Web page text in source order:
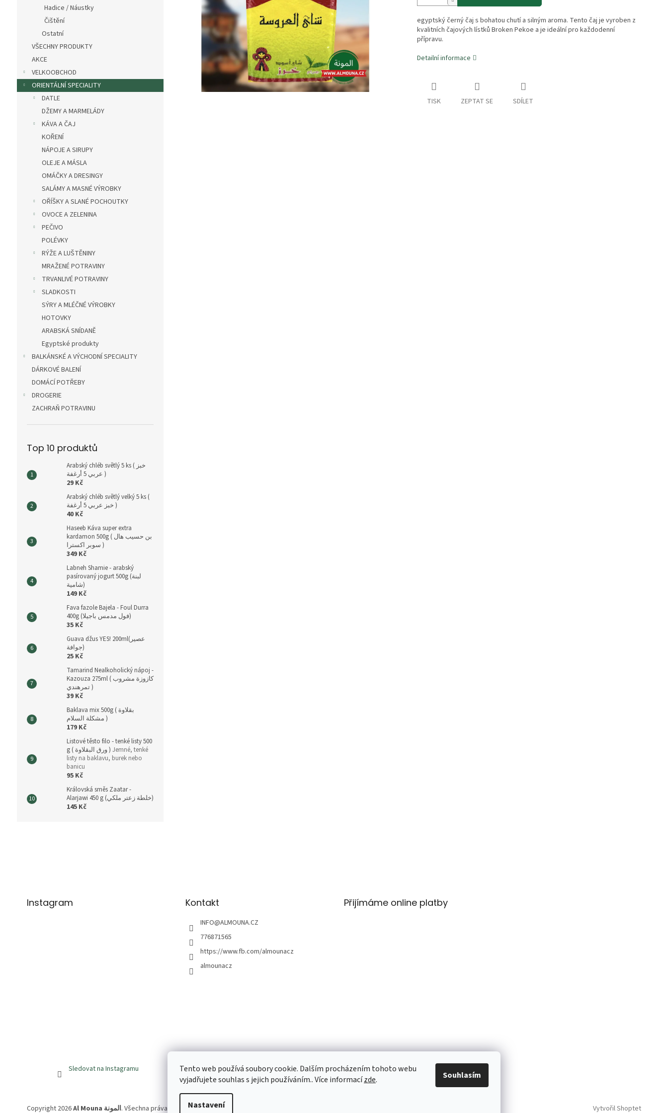
Tento web používá soubory cookie. Dalším procházením tohoto webu
vyjadřujete souhlas s jejich používáním.. Více informacízde.
Nastavení
Souhlasím
Hadice / Náustky
Čištění
Ostatní
VŠECHNY PRODUKTY
AKCE
VELKOOBCHOD
ORIENTÁLNÍ SPECIALITY
DATLE
DŽEMY A MARMELÁDY
KÁVA A ČAJ
KOŘENÍ
NÁPOJE A SIRUPY
OLEJE A MÁSLA
OMÁČKY A DRESINGY
SALÁMY A MASNÉ VÝROBKY
OŘÍŠKY A SLANÉ POCHOUTKY
OVOCE A ZELENINA
PEČIVO
POLÉVKY
RÝŽE A LUŠTĚNINY
MRAŽENÉ POTRAVINY
TRVANLIVÉ POTRAVINY
SLADKOSTI
SÝRY A MLÉČNÉ VÝROBKY
HOTOVKY
ARABSKÁ SNÍDANĚ
Egyptské produkty
BALKÁNSKÉ A VÝCHODNÍ SPECIALITY
DÁRKOVÉ BALENÍ
DOMÁCÍ POTŘEBY
DROGERIE
ZACHRAŇ POTRAVINU
Top 10 produktů
Arabský chléb světlý 5 ks ( خبز
عربي 5 أرغفة )
29 Kč
Arabský chléb světlý velký 5 ks (
خبز عربي 5 أرغفة )
40 Kč
Haseeb Káva super extra
kardamon 500g ( بن حسيب هال
سوبر اكسترا )
349 Kč
Labneh Shamie - arabský
pasírovaný jogurt 500g (لبنة
شامية)
149 Kč
Fava fazole Bajela - Foul Durra
400g (فول مدمس باجيلا)
35 Kč
Guava džus YES! 200ml(عصير
جوافة)
25 Kč
Tamarind Nealkoholický nápoj -
Kazouza 275ml ( كازوزة مشروب
تمرهندي )
39 Kč
Baklava mix 500g ( بقلاوة
مشكلة السلام )
179 Kč
Listové těsto filo - tenké listy 500
g ( ورق البقلاوة ) Jemné, tenké
listy na baklavu, burek nebo
banicu
95 Kč
Královská směs Zaatar -
Alarjawi 450 g (خلطة زعتر ملكي)
145 Kč
egyptský černý čaj s bohatou chutí a silným aroma. Tento čaj je vyroben z
kvalitních čajových lístků Broken Pekoe a je ideální pro každodenní
přípravu.
Detailní informace
TISK ZEPTAT SE SDÍLET
Instagram
Sledovat na Instagramu
Kontakt
INFO@ALMOUNA.CZ
776871565
https://www.fb.com/almounacz
almounacz
Přijímáme online platby
Vytvořil Shoptet
Copyright 2026 Al Mouna المونة. Všechna práva vyhrazena.Upravit nastavení cookies